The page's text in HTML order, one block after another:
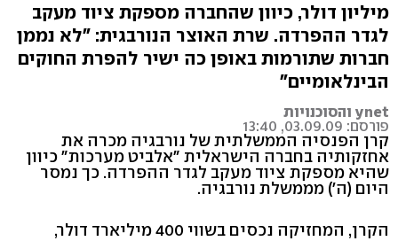
מיליון דולר, כיוון שהחברה מספקת ציוד מעקב
לגדר ההפרדה. שרת האוצר הנורבגית: "לא נממן
חברות שתורמות באופן כה ישיר להפרת החוקים
הבינלאומיים"
ynet והסוכנויות
פורסם: 03.09.09, 13:40
קרן הפנסיה הממשלתית של נורבגיה מכרה את
אחזקותיה בחברה הישראלית "אלביט מערכות" כיוון
שהיא מספקת ציוד מעקב לגדר ההפרדה. כך נמסר
היום (ה') מממשלת נורבגיה.
הקרן, המחזיקה נכסים בשווי 400 מיליארד דולר,